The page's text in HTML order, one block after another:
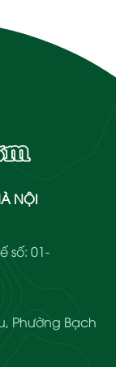
NỘI
số: 01-
Phường Bạch